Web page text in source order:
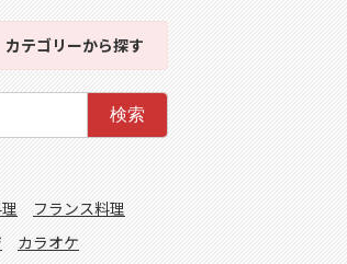
カテゴリーから探す
検索
フランス料理
カラオケ